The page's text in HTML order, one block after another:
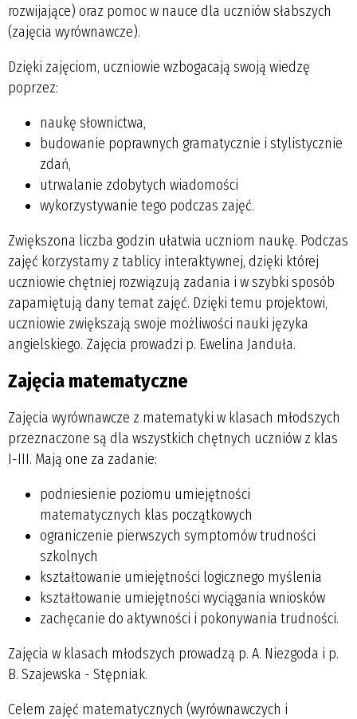
rozwijające) oraz pomoc w nauce dla uczniów słabszych
(zajęcia wyrównawcze).
Dzięki zajęciom, uczniowie wzbogacają swoją wiedzę
poprzez:
naukę słownictwa,
budowanie poprawnych gramatycznie i stylistycznie
zdań,
utrwalanie zdobytych wiadomości
wykorzystywanie tego podczas zajęć.
Zwiększona liczba godzin ułatwia uczniom naukę. Podczas
zajęć korzystamy z tablicy interaktywnej, dzięki której
uczniowie chętniej rozwiązują zadania i w szybki sposób
zapamiętują dany temat zajęć. Dzięki temu projektowi,
uczniowie zwiększają swoje możliwości nauki języka
angielskiego. Zajęcia prowadzi p. Ewelina Janduła.
Zajęcia matematyczne
Zajęcia wyrównawcze z matematyki w klasach młodszych
przeznaczone są dla wszystkich chętnych uczniów z klas
I-III. Mają one za zadanie:
podniesienie poziomu umiejętności
matematycznych klas początkowych
ograniczenie pierwszych symptomów trudności
szkolnych
kształtowanie umiejętności logicznego myślenia
kształtowanie umiejętności wyciągania wniosków
zachęcanie do aktywności i pokonywania trudności.
Zajęcia w klasach młodszych prowadzą p. A. Niezgoda i p.
B. Szajewska - Stępniak.
Celem zajęć matematycznych (wyrównawczych i